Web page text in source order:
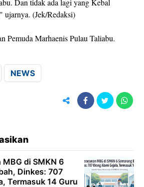
Dan tidak ada lagi yang Kebal
(Jek/Redaksi)
Pemuda Marhaenis Pulau Taliabu.
NEWS
di SMKN 6
Dinkes: 707
Termasuk 14 Guru